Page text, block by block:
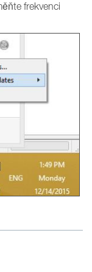
frekvenci